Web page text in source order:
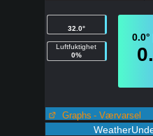
32.0°
Luftfuktighet
0%
0.0°
Graphs - Værvarsel